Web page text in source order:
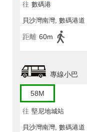
往 數碼港
貝沙灣南灣, 數碼港道
距離 60m
專線小巴
58M
往 堅尼地城站
貝沙灣南灣, 數碼港道